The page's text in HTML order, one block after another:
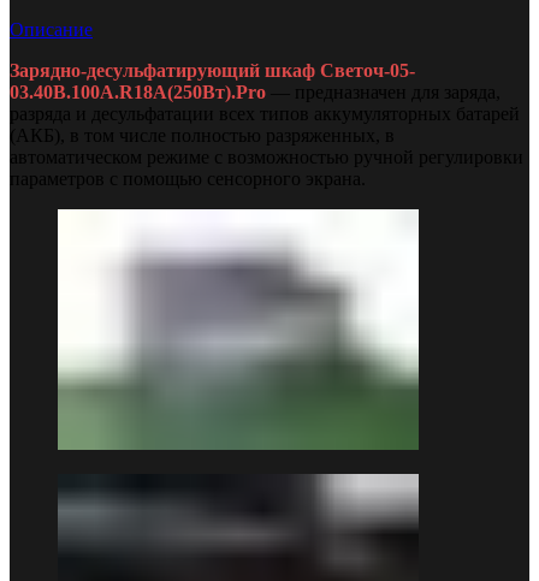
Описание
Зарядно-десульфатирующий шкаф Светоч-05-
03.40B.100A.R18A(250Вт).Pro — предназначен для заряда,
разряда и десульфатации всех типов аккумуляторных батарей
(АКБ), в том числе полностью разряженных, в
автоматическом режиме с возможностью ручной регулировки
параметров с помощью сенсорного экрана.